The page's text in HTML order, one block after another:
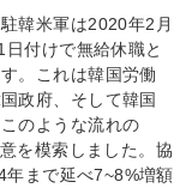
韓米軍は2020年2月
付けで無給休職と
。これは韓国労働
政府、そして韓国
のような流れの
を模索しました。協
まで延べ7~8%増額